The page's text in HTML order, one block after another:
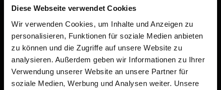
Diese Webseite verwendet Cookies
Wir verwenden Cookies, um Inhalte und Anzeigen zu
personalisieren, Funktionen für soziale Medien anbieten
zu können und die Zugriffe auf unsere Website zu
analysieren. Außerdem geben wir Informationen zu Ihrer
Verwendung unserer Website an unsere Partner für
soziale Medien, Werbung und Analysen weiter. Unsere